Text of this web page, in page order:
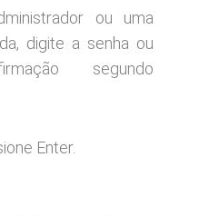
ou uma
digite a senha ou
segundo
Enter.